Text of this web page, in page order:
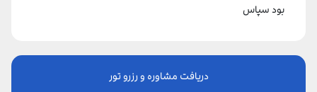
بود سپاس
دریافت مشاوره و رزرو تور